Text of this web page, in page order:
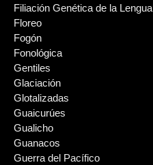
Filiación Genética de la Lengua
Floreo
Fogón
Fonológica
Gentiles
Glaciación
Glotalizadas
Guaicurúes
Gualicho
Guanacos
Guerra del Pacífico